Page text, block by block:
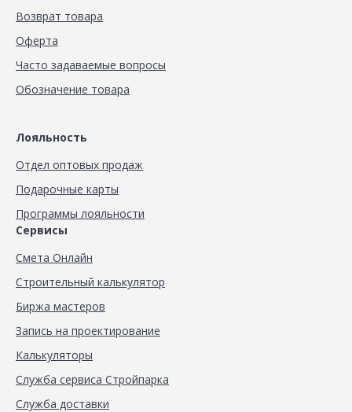
Возврат товара
Оферта
Часто задаваемые вопросы
Обозначение товара
Лояльность
Отдел оптовых продаж
Подарочные карты
Программы лояльности
Сервисы
Смета Онлайн
Строительный калькулятор
Биржа мастеров
Запись на проектирование
Калькуляторы
Служба сервиса Стройпарка
Служба доставки